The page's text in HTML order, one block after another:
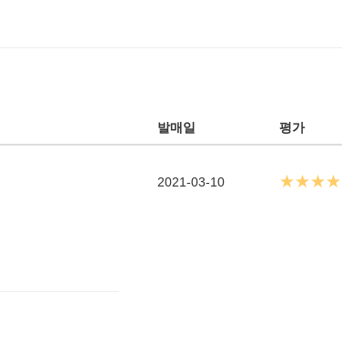
발매일 평가
2021-03-10 ★★★★